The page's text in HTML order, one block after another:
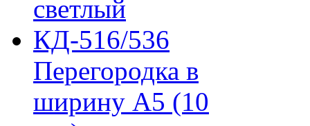
светлый
КД-516/536
Перегородка в
ширину А5 (10